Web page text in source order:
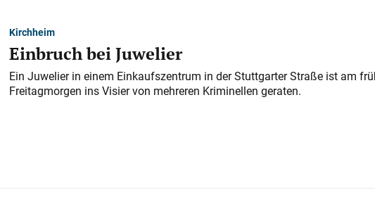
Kirchheim
Einbruch bei Juwelier
Ein Juwelier in einem Einkaufszentrum in der Stuttgarter Straße ist am
Freitagmorgen ins Visier von mehreren Kriminellen geraten.